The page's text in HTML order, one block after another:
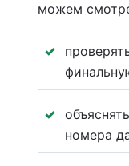
можем
номера